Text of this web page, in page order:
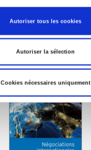
Autoriser tous les cookies
Autoriser la sélection
Cookies nécessaires uniquement